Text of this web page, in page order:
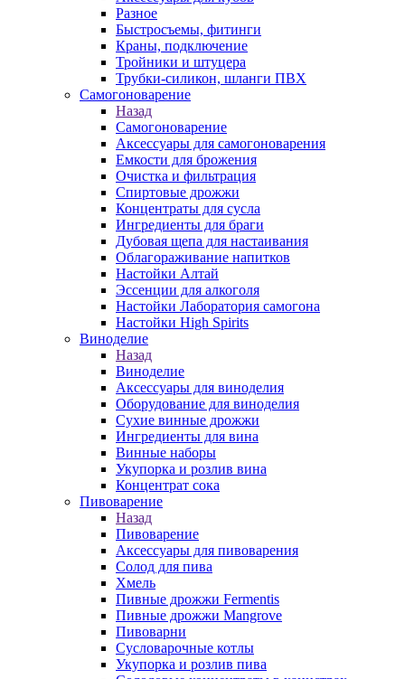
Разное
Быстросъемы, фитинги
Краны, подключение
Тройники и штуцера
Трубки-силикон, шланги ПВХ
Самогоноварение
Назад
Самогоноварение
Аксессуары для самогоноварения
Емкости для брожения
Очистка и фильтрация
Спиртовые дрожжи
Концентраты для сусла
Ингредиенты для браги
Дубовая щепа для настаивания
Облагораживание напитков
Настойки Алтай
Эссенции для алкоголя
Настойки Лаборатория самогона
Настойки High Spirits
Виноделие
Назад
Виноделие
Аксессуары для виноделия
Оборудование для виноделия
Сухие винные дрожжи
Ингредиенты для вина
Винные наборы
Укупорка и розлив вина
Концентрат сока
Пивоварение
Назад
Пивоварение
Аксессуары для пивоварения
Солод для пива
Хмель
Пивные дрожжи Fermentis
Пивные дрожжи Mangrove
Пивоварни
Сусловарочные котлы
Укупорка и розлив пива